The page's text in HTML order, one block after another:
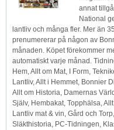
annat
National
lantliv och många fler. Mer än
prenumererar på någon av
månaden. Köpet förekommer
automatiskt varje månad.
Hem, Allt om Mat, I Form,
Lantliv, Allt i Hemmet, Bonnier
Allt om Historia, Damernas
Själv, Hembakat, Topphälsa,
Lantliv mat & vin, Gård och
Släkthistoria, PC-Tidningen,